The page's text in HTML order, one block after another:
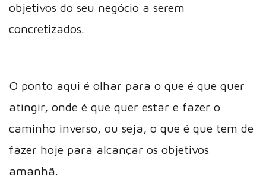
objetivos do seu negócio a serem
concretizados.
O ponto aqui é olhar para o que é que quer
atingir, onde é que quer estar e fazer o
caminho inverso, ou seja, o que é que tem de
fazer hoje para alcançar os objetivos
amanhã.